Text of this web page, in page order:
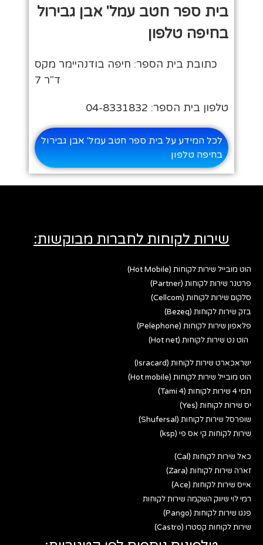
בית ספר חטב עמל' אבן גבירול
בחיפה טלפון
כתובת בית הספר: חיפה בודנהיימר מקס
ד"ר 7
טלפון בית הספר: 04-8331832
לכל המידע על בית ספר חטב עמל' אבן גבירול
בחיפה טלפון
שירות לקוחות לחברות מבוקשות:
הוט מובייל שירות לקוחות (Hot Mobile)
פרטנר שירות לקוחות (Partner)
סלקום שירות לקוחות (Cellcom)
בזק שירות לקוחות (Bezeq)
פלאפון שירות לקוחות (Pelephone)
הוט נט שירות לקוחות (Hot net)
ישראכארט שירות לקוחות (Isracard)
הוט מובייל שירות לקוחות (Hot mobile)
תמי 4 שירות לקוחות (Tami 4)
יס שירות לקוחות (Yes)
שופרסל שירות לקוחות (Shufersal)
שירות לקוחות קי אס פי (ksp)
כאל שירות לקוחות (Cal)
זארה שירות לקוחות (Zara)
אייס שירות לקוחות (Ace)
רמי לוי שיווק השקמה שירות לקוחות
פנגו שירות לקוחות (Pango)
שירות לקוחות קסטרו (Castro)